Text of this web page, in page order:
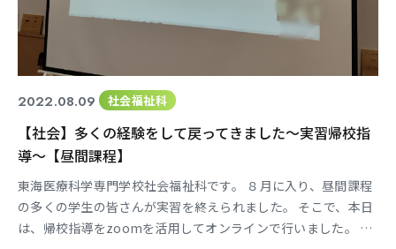
2022.08.09 社会福祉科
【社会】多くの経験をして戻ってきました～実習帰校指
導～【昼間課程】
東海医療科学専門学校社会福祉科です。 ８月に入り、昼間課程
の多くの学生の皆さんが実習を終えられました。 そこで、本日
は、帰校指導をzoomを活用してオンラインで行いました。 全